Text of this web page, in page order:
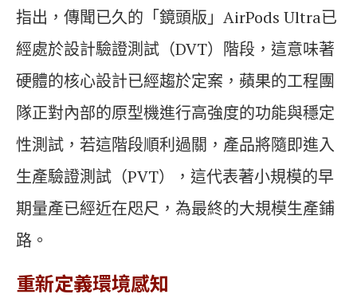
指出，傳聞已久的「鏡頭版」AirPods Ultra已
經處於設計驗證測試（DVT）階段，這意味著
硬體的核心設計已經趨於定案，蘋果的工程團
隊正對內部的原型機進行高強度的功能與穩定
性測試，若這階段順利過關，產品將隨即進入
生產驗證測試（PVT），這代表著小規模的早
期量產已經近在咫尺，為最終的大規模生產鋪
路。
重新定義環境感知